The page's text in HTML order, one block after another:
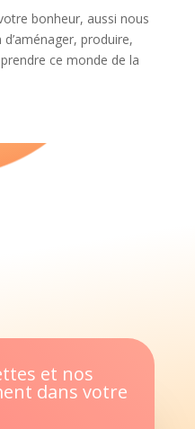
bonheur, aussi nous
produire,
ce monde de la
et nos
dans votre